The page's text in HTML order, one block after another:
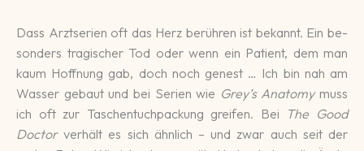
Dass Arztserien oft das Herz be­rühren ist be­kannt. Ein be­
son­ders tra­gi­scher Tod oder wenn ein Pa­tient, dem man
kaum Hoff­nung gab, doch noch ge­nest … Ich bin nah am
Wasser ge­baut und bei Serien wie Grey’s Anatomymuss
ich oft zur Taschen­tuch­pa­ckung grei­fen. Bei The Good
Doctorver­hält es sich ähn­lich – und zwar auch seit der